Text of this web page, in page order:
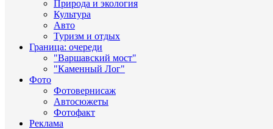
Природа и экология
Культура
Авто
Туризм и отдых
Граница: очереди
"Варшавский мост"
"Каменный Лог"
Фото
Фотовернисаж
Автосюжеты
Фотофакт
Реклама